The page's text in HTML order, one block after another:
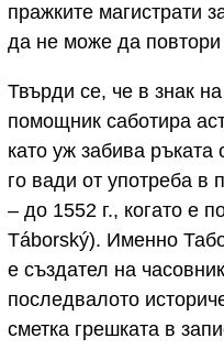
пражките магистрати
да не може да повтори
Твърди се, че в знак
помощник саботира
като уж забива ръката
го вади от употреба в
– до 1552 г., когато е
Táborský). Именно
е създател на
последвалото
сметка грешката в